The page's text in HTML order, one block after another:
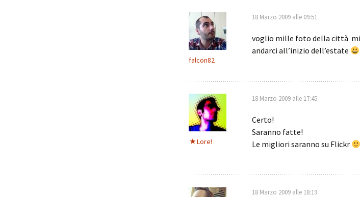
falcon82
18 Marzo 2009 alle 09:51
voglio mille foto della città mi
andarci all’inizio dell’estate
Lore!
18 Marzo 2009 alle 17:45
Certo!
Saranno fatte!
Le migliori saranno su Flickr
18 Marzo 2009 alle 18:19